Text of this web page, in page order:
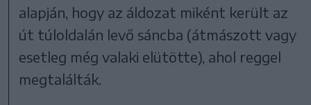
alapján, hogy az áldozat miként került az
út túloldalán levő sáncba (átmászott vagy
esetleg még valaki elütötte), ahol reggel
megtalálták.